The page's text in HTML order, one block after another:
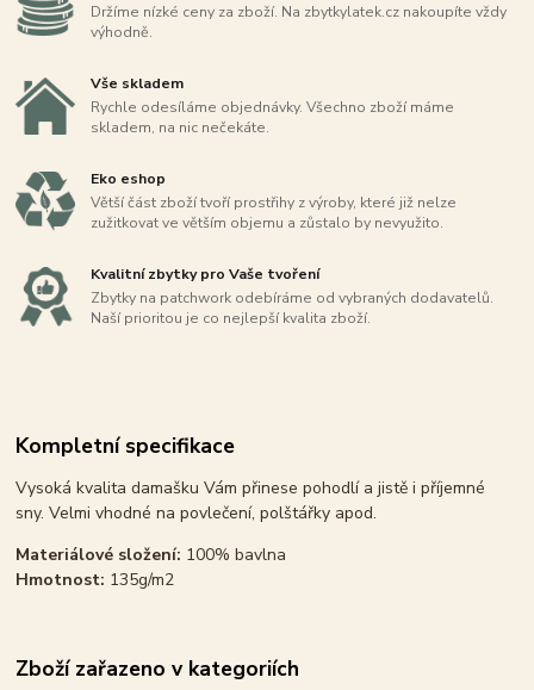
Držíme nízké ceny za zboží. Na zbytkylatek.cz nakoupíte vždy
výhodně.
Vše skladem
Rychle odesíláme objednávky. Všechno zboží máme
skladem, na nic nečekáte.
Eko eshop
Větší část zboží tvoří prostřihy z výroby, které již nelze
zužitkovat ve větším objemu a zůstalo by nevyužito.
Kvalitní zbytky pro Vaše tvoření
Zbytky na patchwork odebíráme od vybraných dodavatelů.
Naší prioritou je co nejlepší kvalita zboží.
Kompletní specifikace
Vysoká kvalita damašku Vám přinese pohodlí a jistě i příjemné
sny. Velmi vhodné na povlečení, polštářky apod.
Materiálové složení: 100% bavlna
Hmotnost: 135g/m2
Zboží zařazeno v kategoriích